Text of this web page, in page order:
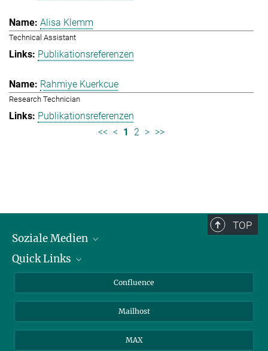
Alisa Klemm
Technical Assistant
Publikationsreferenzen
Rahmiye Kuerkcue
Research Technician
Publikationsreferenzen
<< < 1 2 > >>
TOP
Soziale Medien
LinkedIn
Quick Links
Über Tiere in der ForschungConfluence
Mailhost
MAX